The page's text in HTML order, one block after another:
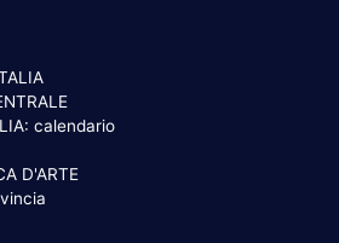
calendario
D'ARTE